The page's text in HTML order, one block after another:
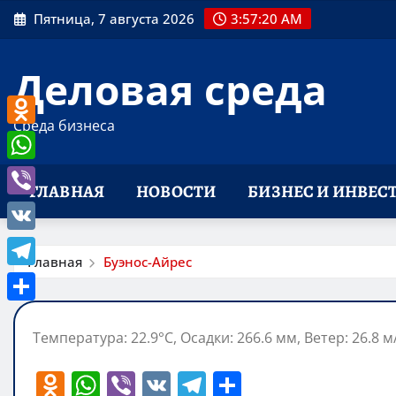
Перейти
к
Пятница, 7 августа 2026 3:57:21 AM
Деловая среда
Среда бизнеса
ГЛАВНАЯ НОВОСТИ БИЗНЕС И
Главная Буэнос-Айрес
Температура: 22.9°C, Осадки: 266.6 мм, Ветер: 26.8
O W Vi V T
Odnoklassniki
WhatsApp
Viber
VK
Telegram
Отправить